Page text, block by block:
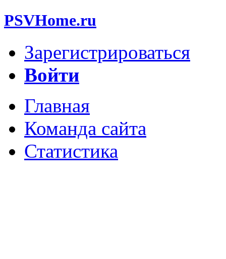
PSVHome.ru
Зарегистрироваться
Войти
Главная
Команда сайта
Статистика